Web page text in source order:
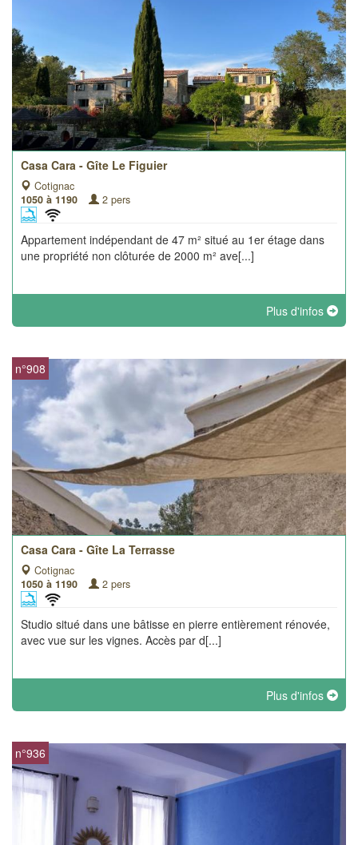
Casa Cara - Gîte Le Figuier
Cotignac
1050 à 1190
2 pers
Appartement indépendant de 47 m² situé au 1er étage dans
une propriété non clôturée de 2000 m² ave[...]
Plus d'infos
Casa Cara - Gîte La Terrasse
Cotignac
1050 à 1190
2 pers
Studio situé dans une bâtisse en pierre entièrement rénovée,
avec vue sur les vignes. Accès par d[...]
Plus d'infos
n°908
n°936